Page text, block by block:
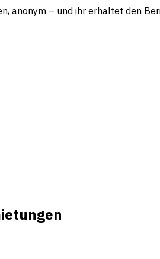
anonym – und ihr erhaltet den